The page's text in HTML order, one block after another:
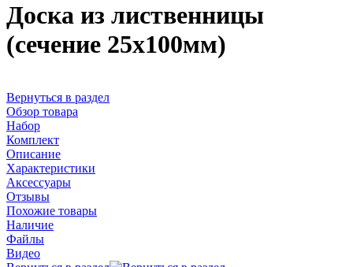
Доска из лиственницы
(сечение 25x100мм)
Вернуться в раздел
Обзор товара
Набор
Комплект
Описание
Характеристики
Аксессуары
Отзывы
Похожие товары
Наличие
Файлы
Видео